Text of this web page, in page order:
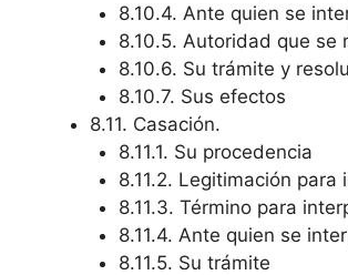
8.10.4. Ante quien se
8.10.5. Autoridad que se
8.10.6. Su trámite y
8.10.7. Sus efectos
8.11. Casación.
8.11.1. Su procedencia
8.11.2. Legitimación para
8.11.3. Término para
8.11.4. Ante quien se
8.11.5. Su trámite